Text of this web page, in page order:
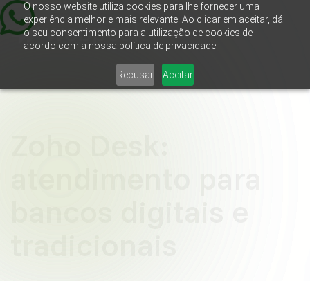
O nosso website utiliza cookies para lhe fornecer uma
experiência melhor e mais relevante. Ao clicar em aceitar, dá
o seu consentimento para a utilização de cookies de
acordo com a nossa política de privacidade.
Recusar Aceitar